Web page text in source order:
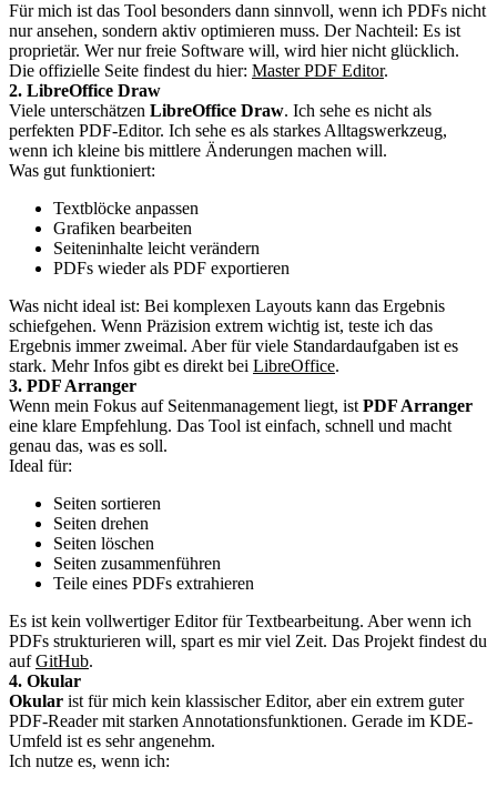
Für mich ist das Tool besonders dann sinnvoll, wenn ich PDFs nicht
nur ansehen, sondern aktiv optimieren muss. Der Nachteil: Es ist
proprietär. Wer nur freie Software will, wird hier nicht glücklich.
Die offizielle Seite findest du hier: Master PDF Editor.
2. LibreOffice Draw
Viele unterschätzen LibreOffice Draw. Ich sehe es nicht als
perfekten PDF-Editor. Ich sehe es als starkes Alltagswerkzeug,
wenn ich kleine bis mittlere Änderungen machen will.
Was gut funktioniert:
Textblöcke anpassen
Grafiken bearbeiten
Seiteninhalte leicht verändern
PDFs wieder als PDF exportieren
Was nicht ideal ist: Bei komplexen Layouts kann das Ergebnis
schiefgehen. Wenn Präzision extrem wichtig ist, teste ich das
Ergebnis immer zweimal. Aber für viele Standardaufgaben ist es
stark. Mehr Infos gibt es direkt bei LibreOffice.
3. PDF Arranger
Wenn mein Fokus auf Seitenmanagement liegt, ist PDF Arranger
eine klare Empfehlung. Das Tool ist einfach, schnell und macht
genau das, was es soll.
Ideal für:
Seiten sortieren
Seiten drehen
Seiten löschen
Seiten zusammenführen
Teile eines PDFs extrahieren
Es ist kein vollwertiger Editor für Textbearbeitung. Aber wenn ich
PDFs strukturieren will, spart es mir viel Zeit. Das Projekt findest du
aufGitHub.
4. Okular
Okular ist für mich kein klassischer Editor, aber ein extrem guter
PDF-Reader mit starken Annotationsfunktionen. Gerade im KDE-
Umfeld ist es sehr angenehm.
Ich nutze es, wenn ich: